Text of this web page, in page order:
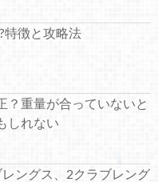
特徴と攻略法
？重量が合っていないと
しれない
ングス、2クラブレング